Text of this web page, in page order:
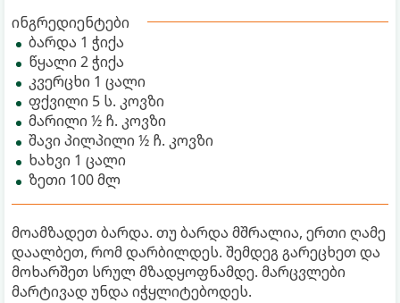
ინგრედიენტები
ბარდა 1 ჭიქა
წყალი 2 ჭიქა
კვერცხი 1 ცალი
ფქვილი 5 ს. კოვზი
მარილი ½ ჩ. კოვზი
შავი პილპილი ½ ჩ. კოვზი
ხახვი 1 ცალი
ზეთი 100 მლ
მოამზადეთ ბარდა. თუ ბარდა მშრალია, ერთი ღამე
დაალბეთ, რომ დარბილდეს. შემდეგ გარეცხეთ და
მოხარშეთ სრულ მზადყოფნამდე. მარცვლები
მარტივად უნდა იჭყლიტებოდეს.